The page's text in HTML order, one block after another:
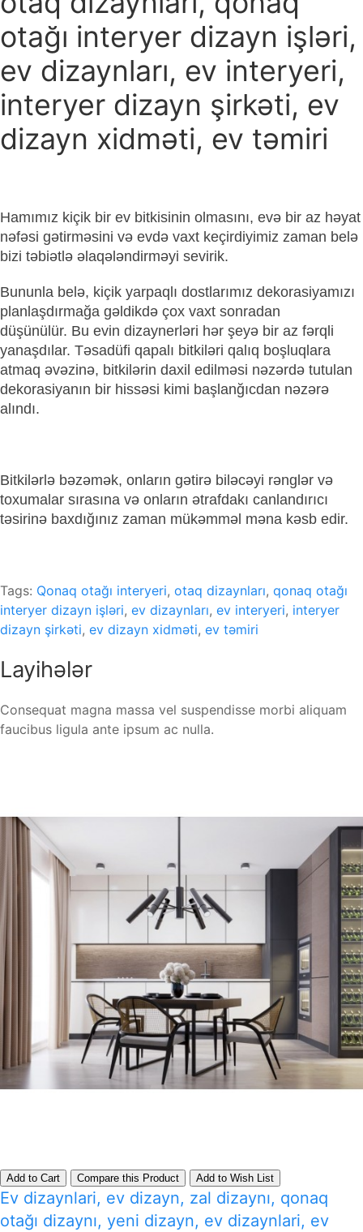
otağı interyer dizayn işləri,
ev dizaynları, ev interyeri,
interyer dizayn şirkəti, ev
dizayn xidməti, ev təmiri
Hamımız kiçik bir ev bitkisinin olmasını, evə bir az həyat
nəfəsi gətirməsini və evdə vaxt keçirdiyimiz zaman belə
bizi təbiətlə əlaqələndirməyi sevirik.
Bununla belə, kiçik yarpaqlı dostlarımız dekorasiyamızı
planlaşdırmağa gəldikdə çox vaxt sonradan
düşünülür. Bu evin dizaynerləri hər şeyə bir az fərqli
yanaşdılar. Təsadüfi qapalı bitkiləri qalıq boşluqlara
atmaq əvəzinə, bitkilərin daxil edilməsi nəzərdə tutulan
dekorasiyanın bir hissəsi kimi başlanğıcdan nəzərə
alındı.
Bitkilərlə bəzəmək, onların gətirə biləcəyi rənglər və
toxumalar sırasına və onların ətrafdakı canlandırıcı
təsirinə baxdığınız zaman mükəmməl məna kəsb edir.
Tags: Qonaq otağı interyeri, otaq dizaynları, qonaq otağı
interyer dizayn işləri, ev dizaynları, ev interyeri, interyer
dizayn şirkəti, ev dizayn xidməti, ev təmiri
Layihələr
Consequat magna massa vel suspendisse morbi aliquam
faucibus ligula ante ipsum ac nulla.
Add to Cart Compare this Product Add to Wish List
Ev dizaynlari, ev dizayn, zal dizaynı, qonaq
otağı dizaynı, yeni dizayn, ev dizaynlari, ev